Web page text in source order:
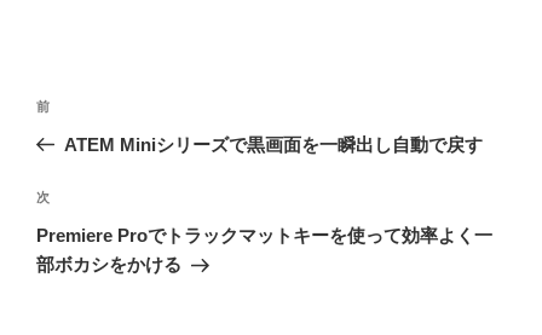
投
ビ
ゲ
ー
前
の
稿
前
ATEM Miniシリーズで黒画面を一瞬出し自動で戻す
次
の
投
次
Premiere Proでトラックマットキーを使って効率よく一
部ボカシをかける